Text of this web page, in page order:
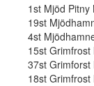
1st Mjöd Pitny
19st
4st
15st
37st Grimforst
18st